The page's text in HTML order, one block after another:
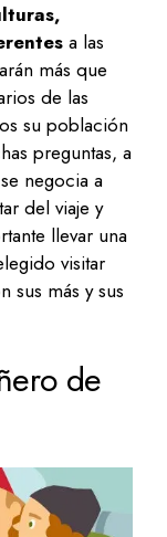
a las
más que
de las
su población
preguntas, a
negocia a
del viaje y
llevar una
visitar
sus más y sus
de